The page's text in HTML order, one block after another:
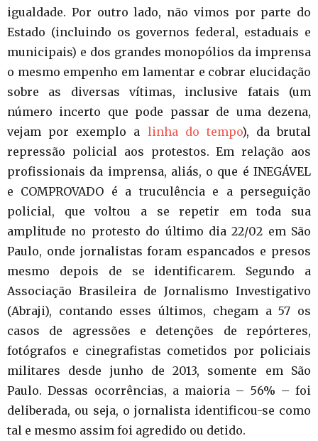
igualdade. Por outro lado, não vimos por parte do
Estado (incluindo os governos federal, estaduais e
municipais) e dos grandes monopólios da imprensa
o mesmo empenho em lamentar e cobrar elucidação
sobre as diversas vítimas, inclusive fatais (um
número incerto que pode passar de uma dezena,
vejam por exemplo a linha do tempo), da brutal
repressão policial aos protestos. Em relação aos
profissionais da imprensa, aliás, o que é INEGÁVEL
e COMPROVADO é a truculência e a perseguição
policial, que voltou a se repetir em toda sua
amplitude no protesto do último dia 22/02 em São
Paulo, onde jornalistas foram espancados e presos
mesmo depois de se identificarem. Segundo a
Associação Brasileira de Jornalismo Investigativo
(Abraji), contando esses últimos, chegam a 57 os
casos de agressões e detenções de repórteres,
fotógrafos e cinegrafistas cometidos por policiais
militares desde junho de 2013, somente em São
Paulo. Dessas ocorrências, a maioria – 56% – foi
deliberada, ou seja, o jornalista identificou-se como
tal e mesmo assim foi agredido ou detido.